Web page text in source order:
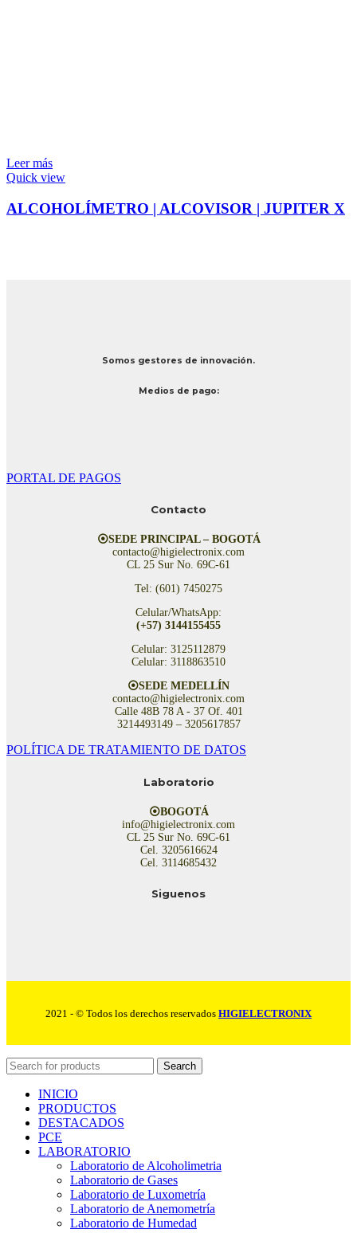
Leer más
Quick view
ALCOHOLÍMETRO | ALCOVISOR | JUPITER X
Somos gestores de innovación.
Medios de pago:
PORTAL DE PAGOS
Contacto
⦿SEDE PRINCIPAL – BOGOTÁ
contacto@higielectronix.com
CL 25 Sur No. 69C-61
Tel: (601) 7450275
Celular/WhatsApp:
(+57) 3144155455
Celular: 3125112879
Celular: 3118863510
⦿SEDE MEDELLÍN
contacto@higielectronix.com
Calle 48B 78 A - 37 Of. 401
3214493149 – 3205617857
POLÍTICA DE TRATAMIENTO DE DATOS
Laboratorio
⦿BOGOTÁ
info@higielectronix.com
CL 25 Sur No. 69C-61
Cel. 3205616624
Cel. 3114685432
Siguenos
2021 - © Todos los derechos reservados HIGIELECTRONIX
Search
INICIO
PRODUCTOS
DESTACADOS
PCE
LABORATORIO
Laboratorio de Alcoholimetria
Laboratorio de Gases
Laboratorio de Luxometría
Laboratorio de Anemometría
Laboratorio de Humedad